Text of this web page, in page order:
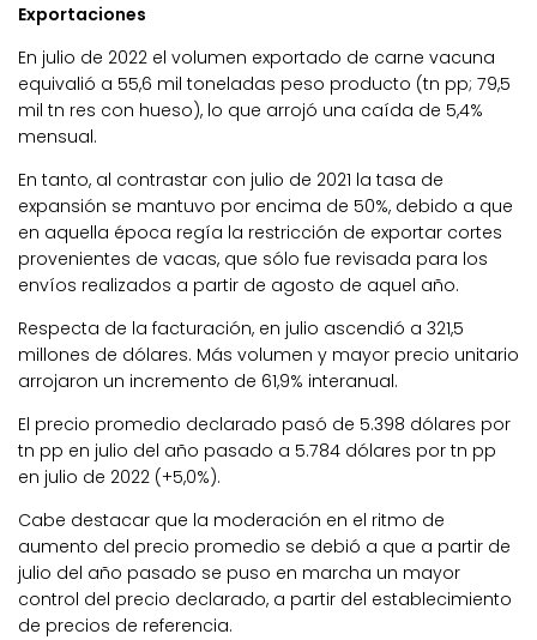
Exportaciones
En julio de 2022 el volumen exportado de carne vacuna
equivalió a 55,6 mil toneladas peso producto (tn pp; 79,5
mil tn res con hueso), lo que arrojó una caída de 5,4%
mensual.
En tanto, al contrastar con julio de 2021 la tasa de
expansión se mantuvo por encima de 50%, debido a que
en aquella época regía la restricción de exportar cortes
provenientes de vacas, que sólo fue revisada para los
envíos realizados a partir de agosto de aquel año.
Respecta de la facturación, en julio ascendió a 321,5
millones de dólares. Más volumen y mayor precio unitario
arrojaron un incremento de 61,9% interanual.
El precio promedio declarado pasó de 5.398 dólares por
tn pp en julio del año pasado a 5.784 dólares por tn pp
en julio de 2022 (+5,0%).
Cabe destacar que la moderación en el ritmo de
aumento del precio promedio se debió a que a partir de
julio del año pasado se puso en marcha un mayor
control del precio declarado, a partir del establecimiento
de precios de referencia.